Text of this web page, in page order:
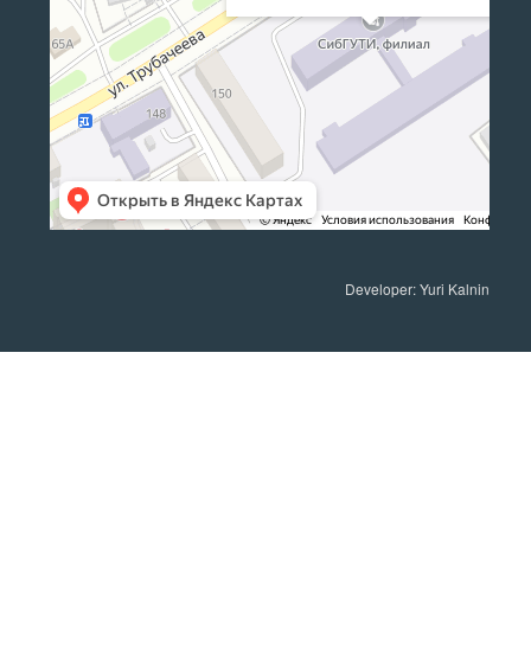
Developer: Yuri Kalnin